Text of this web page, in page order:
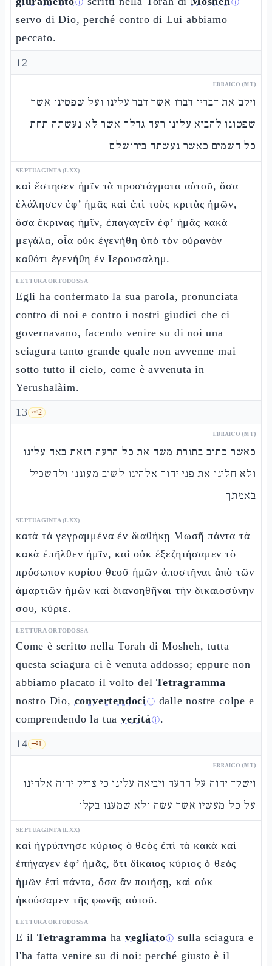
ⓘ ⓘ
servo di Dio, perché contro di Lui abbiamo
peccato.
12
EBRAICO (MT)
ויקם את דבריו דברו אשר דבר עלינו ועל שפטינו אשר
שפטונו להביא עלינו רעה גדלה אשר לא נעשתה תחת
כל השמים כאשר נעשתה בירושלם
SEPTUAGINTA (LXX)
καὶ ἔστησεν ἡμῖν τὰ προστάγματα αὐτοῦ, ὅσα
ἐλάλησεν ἐφ’ ἡμᾶς καὶ ἐπὶ τοὺς κριτὰς ἡμῶν,
ὅσα ἔκρινας ἡμῖν, ἐπαγαγεῖν ἐφ’ ἡμᾶς κακὰ
μεγάλα, οἷα οὐκ ἐγενήθη ὑπὸ τὸν οὐρανὸν
καθότι ἐγενήθη ἐν Ιερουσαλημ.
LETTURA ORTODOSSA
Egli ha confermato la sua parola, pronunciata
contro di noi e contro i nostri giudici che ci
governavano, facendo venire su di noi una
sciagura tanto grande quale non avvenne mai
sotto tutto il cielo, come è avvenuta in
Yerushalàim.
13 🗝️2
EBRAICO (MT)
כאשר כתוב בתורת משה את כל הרעה הזאת באה עלינו
ולא חלינו את פני יהוה אלהינו לשוב מעוננו ולהשכיל
באמתך
SEPTUAGINTA (LXX)
κατὰ τὰ γεγραμμένα ἐν διαθήκῃ Μωσῆ πάντα τὰ
κακὰ ἐπῆλθεν ἡμῖν, καὶ οὐκ ἐξεζητήσαμεν τὸ
πρόσωπον κυρίου θεοῦ ἡμῶν ἀποστῆναι ἀπὸ τῶν
ἁμαρτιῶν ἡμῶν καὶ διανοηθῆναι τὴν δικαιοσύνην
σου, κύριε.
LETTURA ORTODOSSA
Come è scritto nella Torah di Mosheh, tutta
questa sciagura ci è venuta addosso; eppure non
abbiamo placato il volto delTetragramma
nostro Dio, convertendociⓘ dalle nostre colpe e
comprendendo la tuaveritàⓘ.
14 🗝️1
EBRAICO (MT)
וישקד יהוה על הרעה ויביאה עלינו כי צדיק יהוה אלהינו
על כל מעשיו אשר עשה ולא שמענו בקלו
SEPTUAGINTA (LXX)
καὶ ἠγρύπνησε κύριος ὁ θεὸς ἐπὶ τὰ κακὰ καὶ
ἐπήγαγεν ἐφ’ ἡμᾶς, ὅτι δίκαιος κύριος ὁ θεὸς
ἡμῶν ἐπὶ πάντα, ὅσα ἂν ποιήσῃ, καὶ οὐκ
ἠκούσαμεν τῆς φωνῆς αὐτοῦ.
LETTURA ORTODOSSA
E il Tetragramma havegliatoⓘ sulla sciagura e
l'ha fatta venire su di noi: perché giusto è il